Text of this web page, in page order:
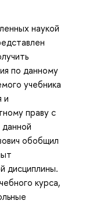
наукой
по данному
учебника
и
праву с
обобщил
дисциплины.
курса,